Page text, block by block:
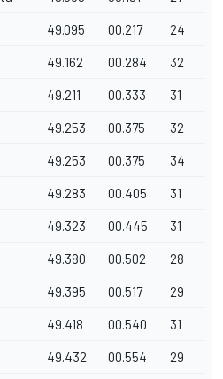
49.095 00.217 24
49.162 00.284 32
49.211 00.333 31
49.253 00.375 32
49.253 00.375 34
49.283 00.405 31
49.323 00.445 31
49.380 00.502 28
49.395 00.517 29
49.418 00.540 31
49.432 00.554 29